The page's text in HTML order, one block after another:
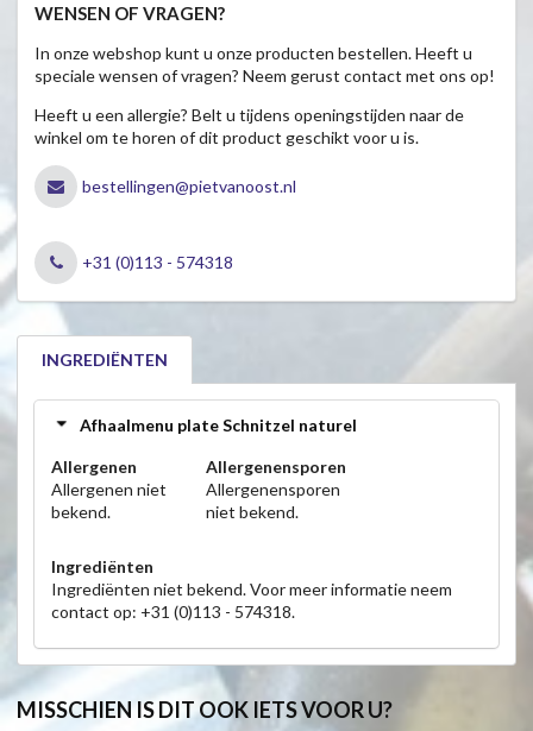
WENSEN OF VRAGEN?
In onze webshop kunt u onze producten bestellen. Heeft u
speciale wensen of vragen? Neem gerust contact met ons op!
Heeft u een allergie? Belt u tijdens openingstijden naar de
winkel om te horen of dit product geschikt voor u is.
bestellingen@pietvanoost.nl
+31 (0)113 - 574318
INGREDIËNTEN
Afhaalmenu plate Schnitzel naturel
Allergenen
Allergenen niet
bekend.
Allergenensporen
Allergenensporen
niet bekend.
Ingrediënten
Ingrediënten niet bekend. Voor meer informatie neem
contact op: +31 (0)113 - 574318.
MISSCHIEN IS DIT OOK IETS VOOR U?